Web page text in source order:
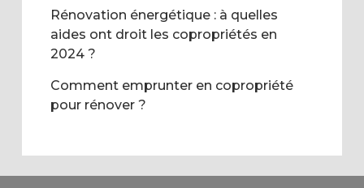
Rénovation énergétique : à quelles
aides ont droit les copropriétés en
2024 ?
Comment emprunter en copropriété
pour rénover ?